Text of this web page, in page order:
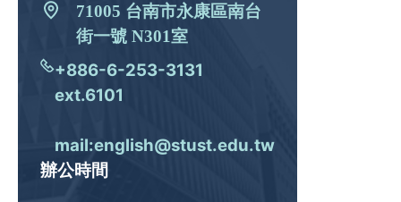
71005 台南市永康區南台
街一號 N301室
+886-6-253-3131
ext.6101
mail:english@stust.edu.tw
辦公時間